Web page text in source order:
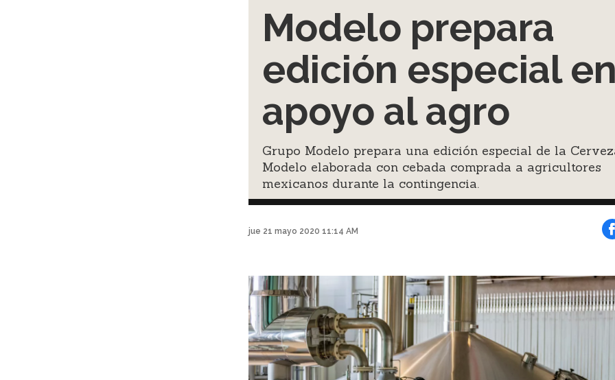
Modelo prepara
edición especial
apoyo al agro
Grupo Modelo prepara una edición especial de la
Modelo elaborada con cebada comprada a agricultores
mexicanos durante la contingencia.
jue 21 mayo 2020 11:14 AM